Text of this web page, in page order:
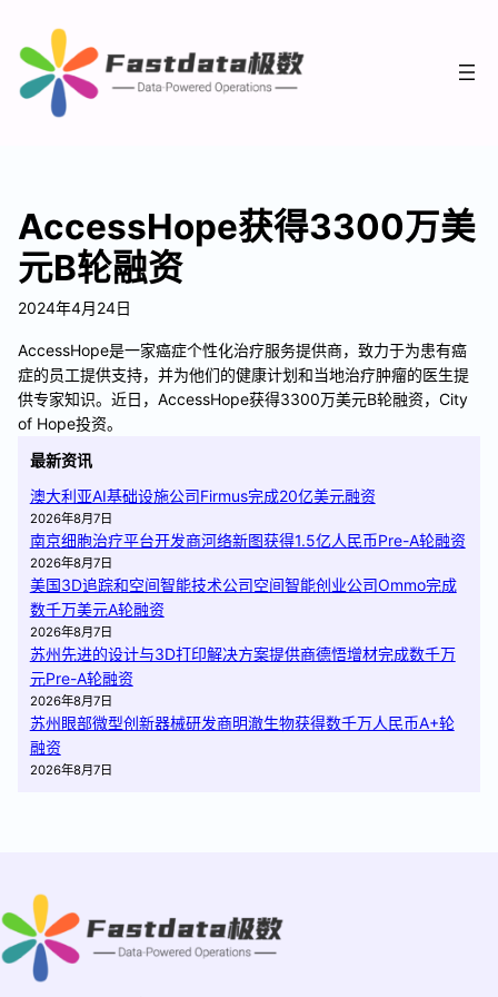
AccessHope获得3300万美
元B轮融资
2024年4月24日
AccessHope是一家癌症个性化治疗服务提供商，致力于为患有癌
症的员工提供支持，并为他们的健康计划和当地治疗肿瘤的医生提
供专家知识。近日，AccessHope获得3300万美元B轮融资，City
of Hope投资。
最新资讯
澳大利亚AI基础设施公司Firmus完成20亿美元融资
2026年8月7日
南京细胞治疗平台开发商河络新图获得1.5亿人民币Pre-A轮融资
2026年8月7日
美国3D追踪和空间智能技术公司空间智能创业公司Ommo完成
数千万美元A轮融资
2026年8月7日
苏州先进的设计与3D打印解决方案提供商德悟增材完成数千万
元Pre-A轮融资
2026年8月7日
苏州眼部微型创新器械研发商明澈生物获得数千万人民币A+轮
融资
2026年8月7日